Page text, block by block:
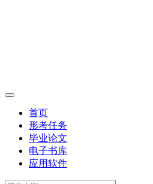
首页
形考任务
毕业论文
电子书库
应用软件